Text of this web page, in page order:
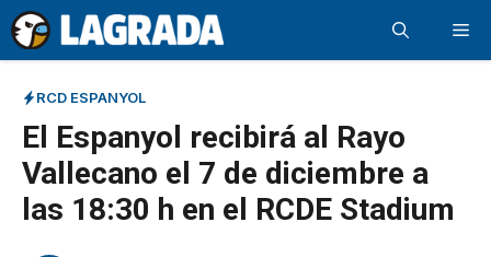
Saltar
al
contenido
RCD ESPANYOL
El Espanyol recibirá al Rayo
Vallecano el 7 de diciembre a
las 18:30 h en el RCDE Stadium